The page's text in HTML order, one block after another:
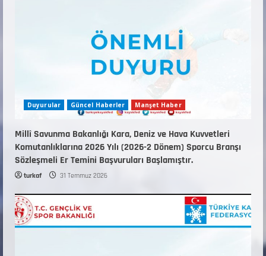
Duyurular Güncel Haberler Manşet Haber
Millî Savunma Bakanlığı Kara, Deniz ve Hava Kuvvetleri
Komutanlıklarına 2026 Yılı (2026-2 Dönem) Sporcu Branşı
Sözleşmeli Er Temini Başvuruları Başlamıştır.
turkaf 31 Temmuz 2026